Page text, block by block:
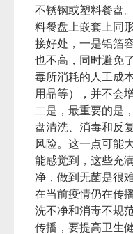
不锈钢或塑料餐盘
料餐盘上嵌套上同
接好处，一是铝箔
也不高，同时避免
毒所消耗的人工成
用品等），并不会
二是，最重要的是
盘清洗、消毒和反
风险。这一点可能
能感觉到，这些充
净，做到无菌是很
在当前疫情仍在传
洗不净和消毒不规
传播，要提高卫生